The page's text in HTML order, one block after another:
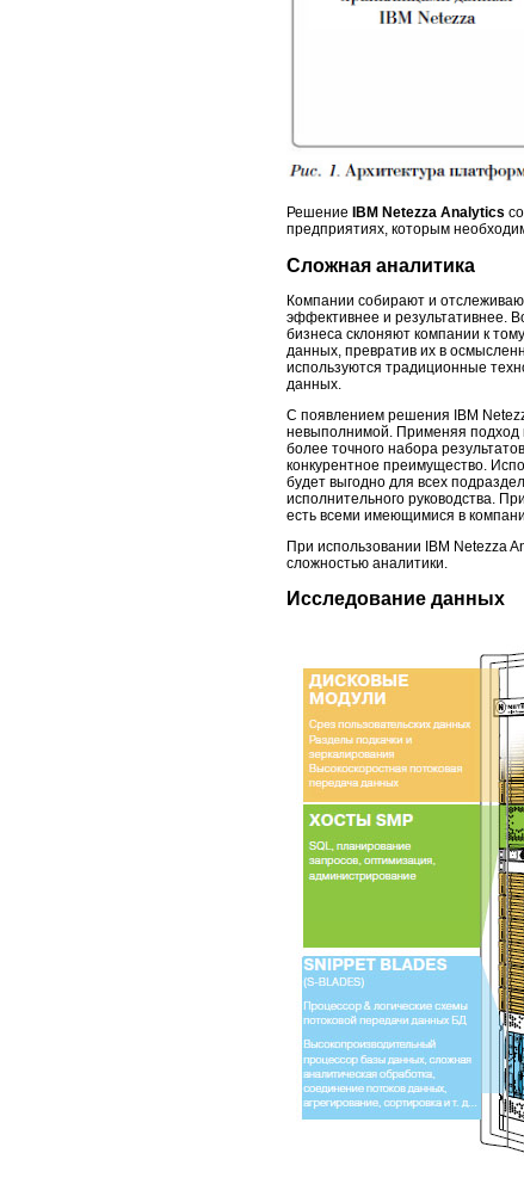
Решение IBM Netezza Analytics
предприятиях, которым
Сложная аналитика
Компании собирают и
эффективнее и результативнее.
бизнеса склоняют компании к
данных, превратив их в
используются традиционные
данных.
С появлением решения IBM
невыполнимой. Применяя подход
более точного набора
конкурентное преимущество.
будет выгодно для всех
исполнительного руководства.
есть всеми имеющимися в
При использовании IBM Netezza
сложностью аналитики.
Исследование данных